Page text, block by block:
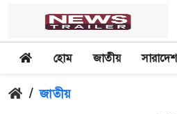
হোম জাতীয় সারাদেশ
/ জাতীয়